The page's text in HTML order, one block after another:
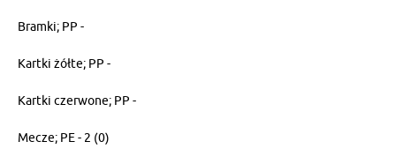
Bramki; PP -
Kartki żółte; PP -
Kartki czerwone; PP -
Mecze; PE - 2 (0)